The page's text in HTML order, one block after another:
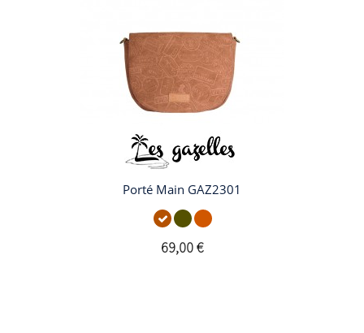
Porté Main GAZ2301
69,00 €